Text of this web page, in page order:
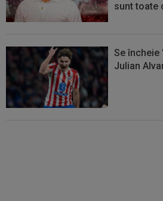
sunt toate
Se încheie
Julian